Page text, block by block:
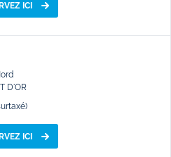
ICI
D'OR
ICI